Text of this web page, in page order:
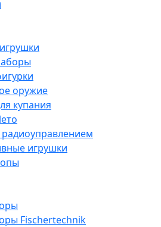
оружие
купания
игрушки
Fisсhertechnik